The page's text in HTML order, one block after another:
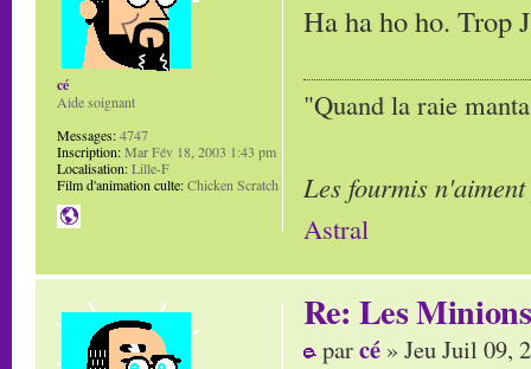
Ha ha ho ho. Trop
"Quand la raie
Les fourmis
Astral
cé
Aide soignant
Messages:4747
Inscription:Mar Fév 18, 2003 1:43 pm
Localisation:Lille-F
Film d'animation culte:Chicken Scratch
Re: Les Minions
parcé » Jeu Juil 09,